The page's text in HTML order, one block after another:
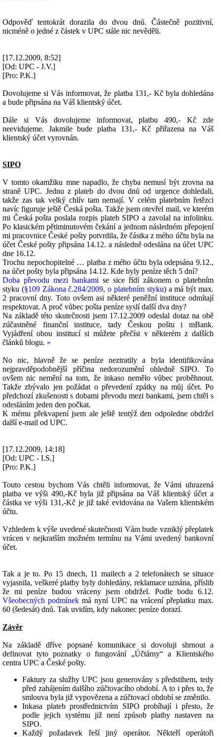
Odpověď tentokrát dorazila do dvou dnů. Částečně pozitivní,
nicméně o jedné z částek v UPC stále nic nevěděli.
[17.12.2009, 8:52]
[Od: UPC - J.V.]
[Pro: P.K.]
Dovolujeme si Vás informovat, že platba 131,- Kč byla dohledána
a bude připsána na Váš klientský účet.
Dále si Vás dovolujeme informovat, platbu 490,- Kč zde
neevidujeme. Jakmile bude platba 131,- Kč přiřazena na Váš
klientský účet vyrovnán.
SIPO
V tomto okamžiku mne napadlo, že chyba nemusí být zrovna na
straně UPC. Jednu z plateb do dvou dnů od urgence dohledali,
takže zas tak velký chlív tam nemají. V celém platebním řetězci
navíc figuruje ještě Česká pošta. Takže jsem otevřel mail, ve kterém
mi Česká pošta poslala rozpis plateb SIPO a zavolal na infolinku.
Po klasickém pětiminutovém čekání a jednom následném přepojení
mi pracovnice České pošty potvrdila, že částka z mého účtu byla na
účet České pošty připsána 14.12. a následně odeslána na účet UPC
dne 16.12.
Trochu nepochopitelné … platba z mého účtu byla odepsána 9.12.,
na účet pošty byla připsána 14.12. Kde byly peníze těch 5 dní?
Doba převodu mezi bankami se sice řídí zákonem o platebním
styku (§109 Zákona č.284/2009, o platebním styku) a má být max.
2 pracovní dny. Toto ovšem asi některé peněžní instituce odmítají
respektovat. A proč vůbec pošta peníze syslí další dva dny?
Na základě této skutečnosti jsem 17.12.2009 odeslal dotaz na obě
zúčastněné finanční instituce, tady Českou poštu i mBank.
Vyjádření obou institucí si můžete přečíst v některém z dalších
článků blogu. »
No nic, hlavně že se peníze neztratily a byla identifikována
nejpravděpodobnější příčina nedorozumění ohledně SIPO. To
ovšem nic nemění na tom, že inkaso nemělo vůbec proběhnout.
Takže zbývalo jen požádat o převedení zpátky na můj účet. Po
předchozí zkušenosti s dobami převodu mezi bankami, jsem chtěl s
odesláním jeden den počkat.
K mému překvapení jsem ale ještě tentýž den odpoledne obdržel
další e-mail od UPC.
[17.12.2009, 14:18]
[Od: UPC - I.S.]
[Pro: P.K.]
Touto cestou bychom Vás chtěli informovat, že Vámi uhrazená
platba ve výši 490,-Kč byla již připsána na Váš klientský účet a
částka ve výši 131,-Kč je již také evidována na Vašem klientském
účtu.
Vzhledem k výše uvedené skutečnosti Vám bude vzniklý přeplatek
vrácen v nejkratším možném termínu na Vámi uvedený bankovní
účet.
Tak a je to. Po 15 dnech, 11 mailech a 2 telefonátech se situace
vyjasnila, veškeré platby byly dohledány, reklamace uznána, příslib
že mi peníze budou vráceny jsem obdržel. Podle bodu 6.12.
Všeobecných podmínek má nyní UPC na vrácení přeplatku max.
60 (šedesát) dnů. Tak uvidím, kdy nakonec peníze dorazí.
Závěr
Na základě dříve popsané komunikace si dovoluji shrnout a
definovat tyto poznatky o fungování „Účtárny“ a Klientského
centra UPC a České pošty.
Faktury za služby UPC jsou generovány s předstihem, tedy
před zahájením dalšího zúčtovacího období. A to i přes to, že
smlouva byla již vypovězena a zúčtovací období se změnilo.
Inkasa plateb prostřednictvím SIPO probíhají i přesto, že
podle jejich systému již není způsob platby nastaven na
SIPO.
Každý požadavek řeší jiný operátor. Někteří operátoři